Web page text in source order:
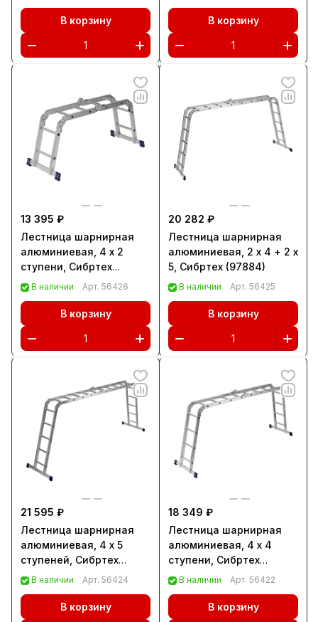
В корзину В корзину
13 395 ₽
Лестница шарнирная
алюминиевая, 4 х 2
ступени, Сибртех
(97879)
В наличии Арт. 56426
В корзину
20 282 ₽
Лестница шарнирная
алюминиевая, 2 х 4 + 2 х
5, Сибртех (97884)
В наличии Арт. 56425
В корзину
21 595 ₽
Лестница шарнирная
алюминиевая, 4 х 5
ступеней, Сибртех
(97883)
В наличии Арт. 56424
В корзину
18 349 ₽
Лестница шарнирная
алюминиевая, 4 х 4
ступени, Сибртех
(97882)
В наличии Арт. 56422
В корзину